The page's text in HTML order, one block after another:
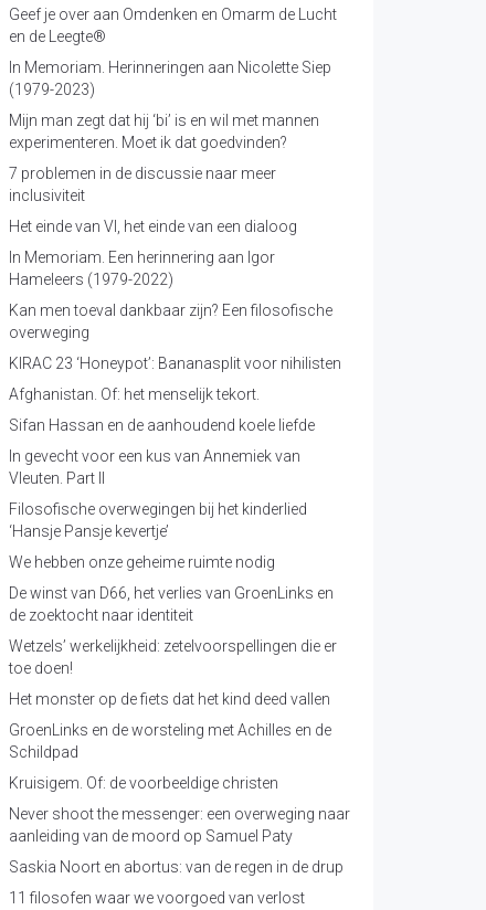
Geef je over aan Omdenken en Omarm de Lucht
en de Leegte®
In Memoriam. Herinneringen aan Nicolette Siep
(1979-2023)
Mijn man zegt dat hij ‘bi’ is en wil met mannen
experimenteren. Moet ik dat goedvinden?
7 problemen in de discussie naar meer
inclusiviteit
Het einde van VI, het einde van een dialoog
In Memoriam. Een herinnering aan Igor
Hameleers (1979-2022)
Kan men toeval dankbaar zijn? Een filosofische
overweging
KIRAC 23 ‘Honeypot’: Bananasplit voor nihilisten
Afghanistan. Of: het menselijk tekort.
Sifan Hassan en de aanhoudend koele liefde
In gevecht voor een kus van Annemiek van
Vleuten. Part II
Filosofische overwegingen bij het kinderlied
‘Hansje Pansje kevertje’
We hebben onze geheime ruimte nodig
De winst van D66, het verlies van GroenLinks en
de zoektocht naar identiteit
Wetzels’ werkelijkheid: zetelvoorspellingen die er
toe doen!
Het monster op de fiets dat het kind deed vallen
GroenLinks en de worsteling met Achilles en de
Schildpad
Kruisigem. Of: de voorbeeldige christen
Never shoot the messenger: een overweging naar
aanleiding van de moord op Samuel Paty
Saskia Noort en abortus: van de regen in de drup
11 filosofen waar we voorgoed van verlost